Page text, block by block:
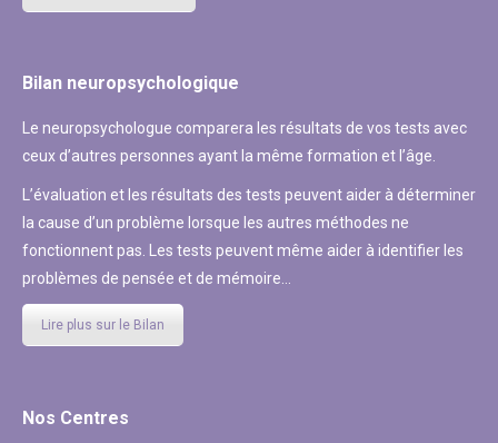
Bilan neuropsychologique
Le neuropsychologue comparera les résultats de vos tests avec
ceux d’autres personnes ayant la même formation et l’âge.
L’évaluation et les résultats des tests peuvent aider à déterminer
la cause d’un problème lorsque les autres méthodes ne
fonctionnent pas. Les tests peuvent même aider à identifier les
problèmes de pensée et de mémoire…
Lire plus sur le Bilan
Nos Centres